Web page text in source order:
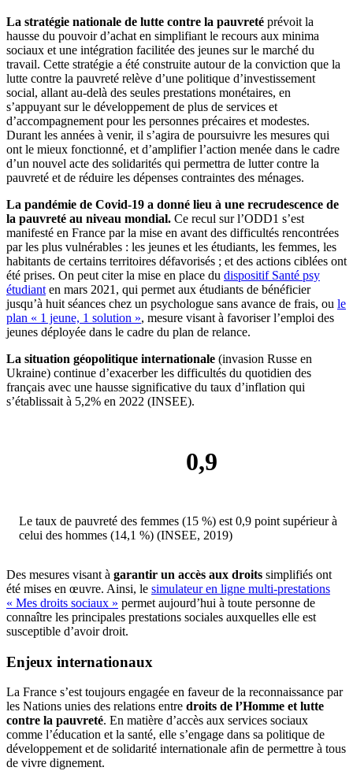
La stratégie nationale de lutte contre la pauvreté prévoit la
hausse du pouvoir d’achat en simplifiant le recours aux minima
sociaux et une intégration facilitée des jeunes sur le marché du
travail. Cette stratégie a été construite autour de la conviction que la
lutte contre la pauvreté relève d’une politique d’investissement
social, allant au-delà des seules prestations monétaires, en
s’appuyant sur le développement de plus de services et
d’accompagnement pour les personnes précaires et modestes.
Durant les années à venir, il s’agira de poursuivre les mesures qui
ont le mieux fonctionné, et d’amplifier l’action menée dans le cadre
d’un nouvel acte des solidarités qui permettra de lutter contre la
pauvreté et de réduire les dépenses contraintes des ménages.
La pandémie de Covid-19 a donné lieu à une recrudescence de
la pauvreté au niveau mondial. Ce recul sur l’ODD1 s’est
manifesté en France par la mise en avant des difficultés rencontrées
par les plus vulnérables : les jeunes et les étudiants, les femmes, les
habitants de certains territoires défavorisés ; et des actions ciblées ont
été prises. On peut citer la mise en place du dispositif Santé psy
étudiant en mars 2021, qui permet aux étudiants de bénéficier
jusqu’à huit séances chez un psychologue sans avance de frais, ou le
plan « 1 jeune, 1 solution », mesure visant à favoriser l’emploi des
jeunes déployée dans le cadre du plan de relance.
La situation géopolitique internationale (invasion Russe en
Ukraine) continue d’exacerber les difficultés du quotidien des
français avec une hausse significative du taux d’inflation qui
s’établissait à 5,2% en 2022 (INSEE).
0,9
Le taux de pauvreté des femmes (15 %) est 0,9 point supérieur à
celui des hommes (14,1 %) (INSEE, 2019)
Des mesures visant à garantir un accès aux droits simplifiés ont
été mises en œuvre. Ainsi, le simulateur en ligne multi-prestations
« Mes droits sociaux » permet aujourd’hui à toute personne de
connaître les principales prestations sociales auxquelles elle est
susceptible d’avoir droit.
Enjeux internationaux
La France s’est toujours engagée en faveur de la reconnaissance par
les Nations unies des relations entre droits de l’Homme et lutte
contre la pauvreté. En matière d’accès aux services sociaux
comme l’éducation et la santé, elle s’engage dans sa politique de
développement et de solidarité internationale afin de permettre à tous
de vivre dignement.